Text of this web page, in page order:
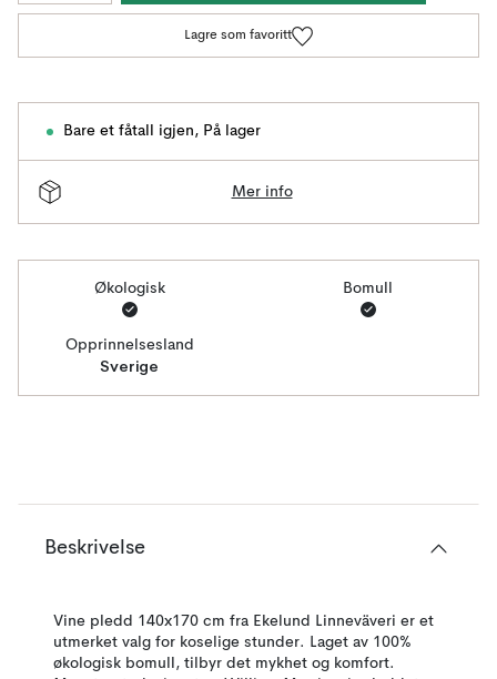
Lagre som favoritt
Bare et fåtall igjen, På lager
Mer info
Økologisk Bomull
Opprinnelsesland
Sverige
Beskrivelse
Vine pledd 140x170 cm fra Ekelund Linneväveri er et
utmerket valg for koselige stunder. Laget av 100%
økologisk bomull, tilbyr det mykhet og komfort.